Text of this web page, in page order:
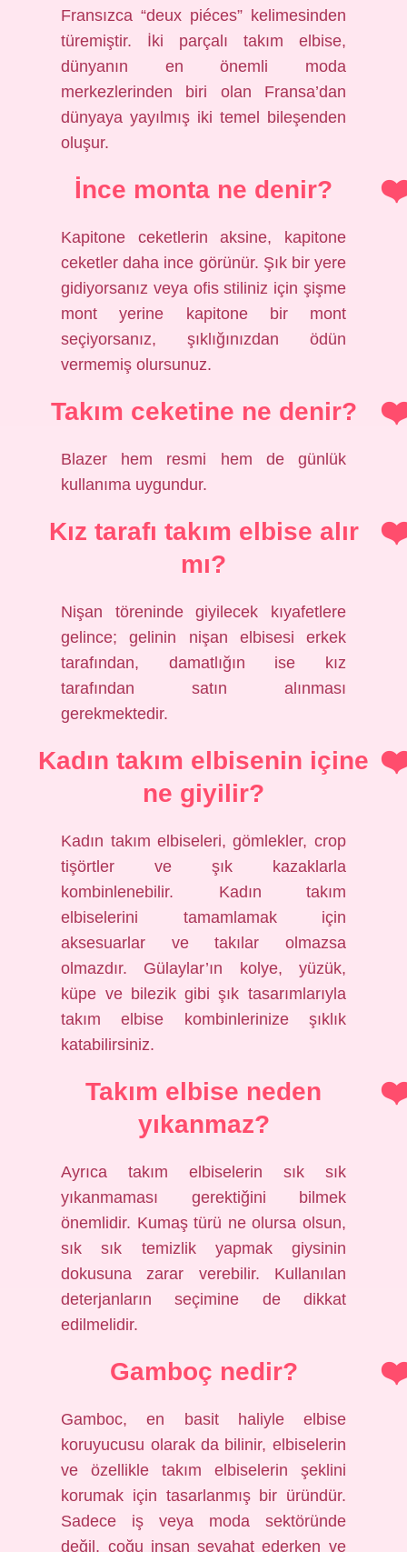
Fransızca “deux piéces” kelimesinden
türemiştir. İki parçalı takım elbise,
dünyanın en önemli moda
merkezlerinden biri olan Fransa’dan
dünyaya yayılmış iki temel bileşenden
oluşur.
İnce monta ne denir?
Kapitone ceketlerin aksine, kapitone
ceketler daha ince görünür. Şık bir yere
gidiyorsanız veya ofis stiliniz için şişme
mont yerine kapitone bir mont
seçiyorsanız, şıklığınızdan ödün
vermemiş olursunuz.
Takım ceketine ne denir?
Blazer hem resmi hem de günlük
kullanıma uygundur.
Kız tarafı takım elbise alır
mı?
Nişan töreninde giyilecek kıyafetlere
gelince; gelinin nişan elbisesi erkek
tarafından, damatlığın ise kız
tarafından satın alınması
gerekmektedir.
Kadın takım elbisenin içine
ne giyilir?
Kadın takım elbiseleri, gömlekler, crop
tişörtler ve şık kazaklarla
kombinlenebilir. Kadın takım
elbiselerini tamamlamak için
aksesuarlar ve takılar olmazsa
olmazdır. Gülaylar’ın kolye, yüzük,
küpe ve bilezik gibi şık tasarımlarıyla
takım elbise kombinlerinize şıklık
katabilirsiniz.
Takım elbise neden
yıkanmaz?
Ayrıca takım elbiselerin sık sık
yıkanmaması gerektiğini bilmek
önemlidir. Kumaş türü ne olursa olsun,
sık sık temizlik yapmak giysinin
dokusuna zarar verebilir. Kullanılan
deterjanların seçimine de dikkat
edilmelidir.
Gamboç nedir?
Gamboc, en basit haliyle elbise
koruyucusu olarak da bilinir, elbiselerin
ve özellikle takım elbiselerin şeklini
korumak için tasarlanmış bir üründür.
Sadece iş veya moda sektöründe
değil, çoğu insan seyahat ederken ve